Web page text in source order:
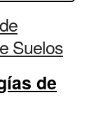
Suelos
de